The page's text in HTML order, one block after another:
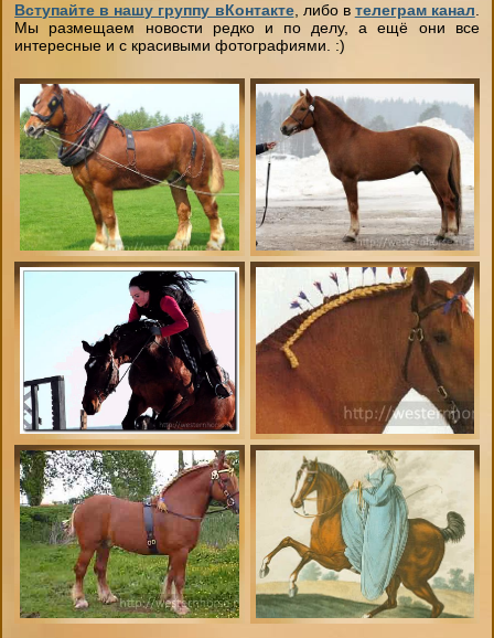
Вступайте в нашу группу вКонтакте, либо в телеграм канал
Мы размещаем новости редко и по делу, а ещё они все
интересные и с красивыми фотографиями. :)